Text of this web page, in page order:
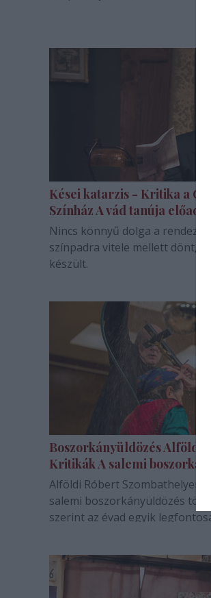
Kései katarzis - Kritika a
Színház A vád tanúja
Nincs könnyű dolga a
színpadra vitele mellett dönt,
készült.
Boszorkányüldözés Alföldi
Kritikák A salemi
Alföldi Róbert Szombathelyen
salemi boszorkányüldözés
szerint az évad egyik